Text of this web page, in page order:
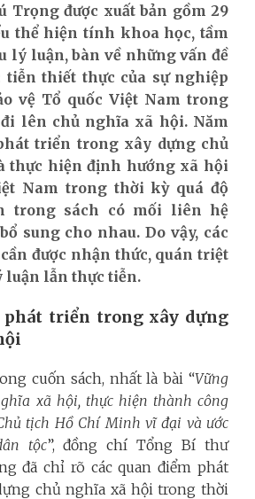
Trọng được xuất bản gồm 29
thể hiện tính khoa học, tầm
lý luận, bàn về những vấn đề
thiết thực của sự nghiệp
vệ Tổ quốc Việt Nam trong
lên chủ nghĩa xã hội. Năm
triển trong xây dựng chủ
thực hiện định hướng xã hội
Nam trong thời kỳ quá độ
trong sách có mối liên hệ
sung cho nhau. Do vậy, các
được nhận thức, quán triệt
luận lẫn thực tiễn.
phát triển trong xây dựng
cuốn sách, nhất là bài “Vững
xã hội, thực hiện thành công
tịch Hồ Chí Minh vĩ đại và ước
tộc”, đồng chí Tổng Bí thư
đã chỉ rõ các quan điểm phát
chủ nghĩa xã hội trong thời